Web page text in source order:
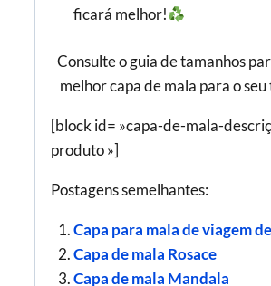
ficará melhor!
Consulte o guia de tamanhos
melhor capa de mala para o
[block id= »capa-de-mala-
produto »]
Postagens semelhantes:
Capa para mala de viagem
Capa de mala Rosace
Capa de mala Mandala